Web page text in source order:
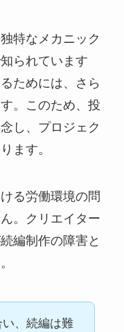
特なメカニック
られています
ためには、さら
。このため、投
し、プロジェク
ます。
る労働環境の問
。クリエイター
編制作の障害と
、続編は難